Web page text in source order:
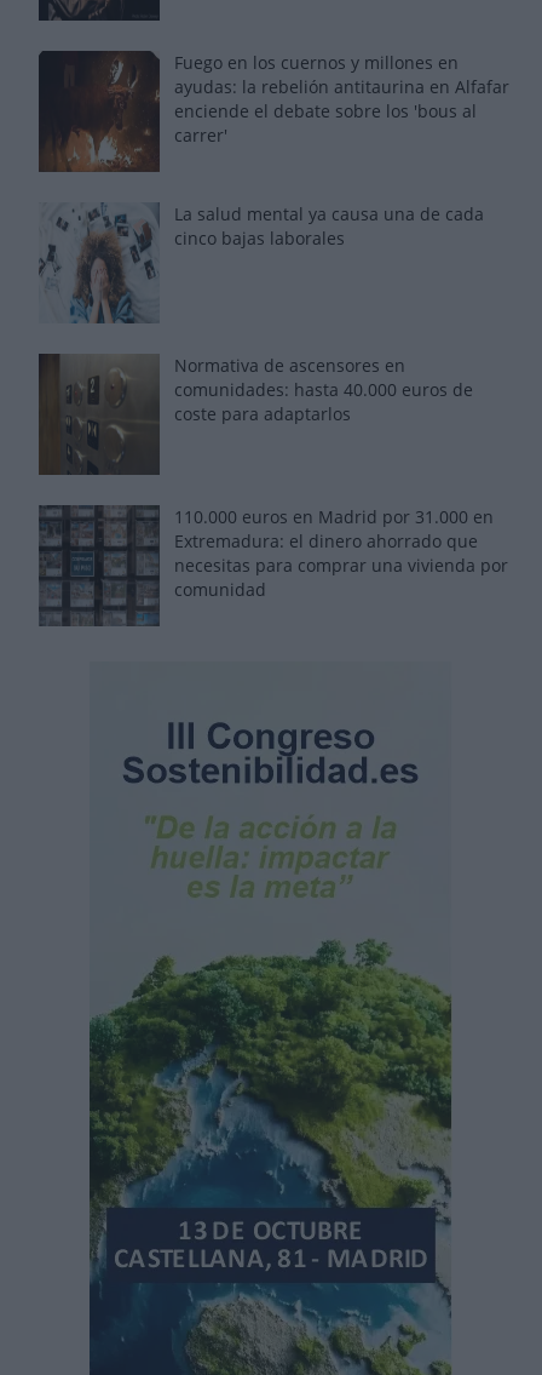
Fuego en los cuernos y millones en
ayudas: la rebelión antitaurina en Alfafar
enciende el debate sobre los 'bous al
carrer'
La salud mental ya causa una de cada
cinco bajas laborales
Normativa de ascensores en
comunidades: hasta 40.000 euros de
coste para adaptarlos
110.000 euros en Madrid por 31.000 en
Extremadura: el dinero ahorrado que
necesitas para comprar una vivienda por
comunidad